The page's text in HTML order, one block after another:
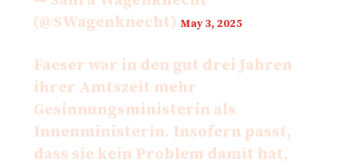
(@SWagenknecht) May 3, 2025
Faeser war in den gut drei Jahren
ihrer Amtszeit mehr
Gesinnungsministerin als
Innenministerin. Insofern passt,
dass sie kein Problem damit hat,